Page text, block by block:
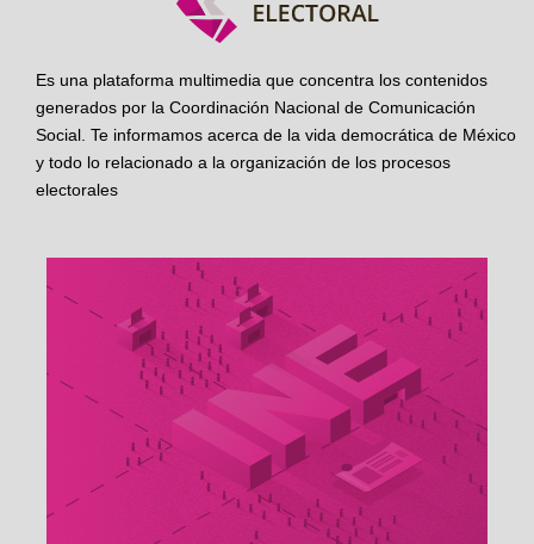
Es una plataforma multimedia que concentra los contenidos
generados por la Coordinación Nacional de Comunicación
Social. Te informamos acerca de la vida democrática de México
y todo lo relacionado a la organización de los procesos
electorales